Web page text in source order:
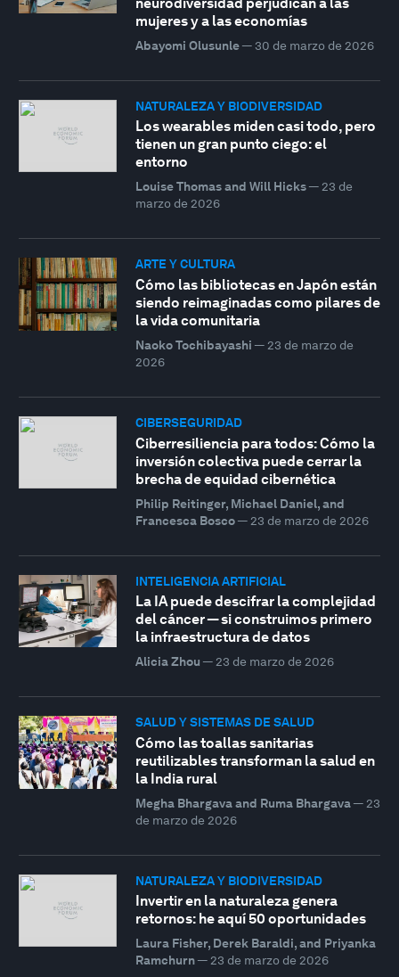
mujeres y a las economías
Abayomi Olusunle— 30 de marzo de 2026
NATURALEZA Y BIODIVERSIDAD
Los wearables miden casi todo, pero
tienen un gran punto ciego: el
entorno
Louise Thomas and Will Hicks— 23 de
marzo de 2026
ARTE Y CULTURA
Cómo las bibliotecas en Japón están
siendo reimaginadas como pilares de
la vida comunitaria
Naoko Tochibayashi — 23 de marzo de
2026
CIBERSEGURIDAD
Ciberresiliencia para todos: Cómo la
inversión colectiva puede cerrar la
brecha de equidad cibernética
Philip Reitinger, Michael Daniel, and
Francesca Bosco— 23 de marzo de 2026
INTELIGENCIA ARTIFICIAL
La IA puede descifrar la complejidad
del cáncer — si construimos primero
la infraestructura de datos
Alicia Zhou — 23 de marzo de 2026
SALUD Y SISTEMAS DE SALUD
Cómo las toallas sanitarias
reutilizables transforman la salud en
la India rural
Megha Bhargava and Ruma Bhargava— 23
de marzo de 2026
NATURALEZA Y BIODIVERSIDAD
Invertir en la naturaleza genera
retornos: he aquí 50 oportunidades
Laura Fisher, Derek Baraldi, and Priyanka
Ramchurn— 23 de marzo de 2026